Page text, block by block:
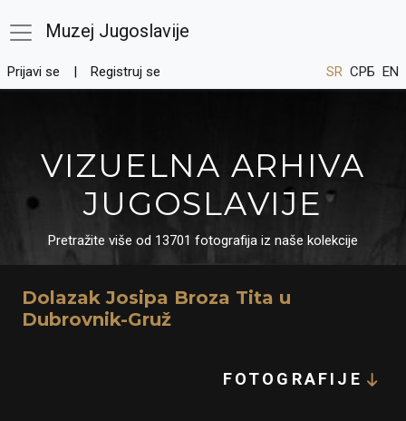
Muzej Jugoslavije
Prijavi se Registruj se SR СРБ EN
VIZUELNA ARHIVA
JUGOSLAVIJE
Pretražite više od 13701 fotografija iz naše kolekcije
Dolazak Josipa Broza Tita u
Dubrovnik-Gruž
FOTOGRAFIJE